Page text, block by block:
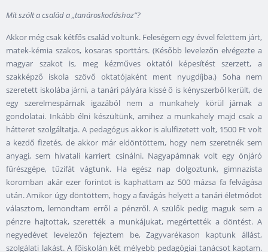
Mit szólt a család a „tanároskodáshoz”?
Akkor még csak kétfős család voltunk. Feleségem egy évvel felettem járt,
matek-kémia szakos, kosaras sporttárs. (Később levelezőn elvégezte a
magyar szakot is, meg kézműves oktatói képesítést szerzett, a
szakképző iskola szövő oktatójaként ment nyugdíjba.) Soha nem
szeretett iskolába járni, a tanári pályára kissé ő is kényszerből került, de
egy szerelmespárnak igazából nem a munkahely körül járnak a
gondolatai. Inkább élni készültünk, amihez a munkahely majd csak a
hátteret szolgáltatja. A pedagógus akkor is alulfizetett volt, 1500 Ft volt
a kezdő fizetés, de akkor már eldöntöttem, hogy nem szeretnék sem
anyagi, sem hivatali karriert csinálni. Nagyapámnak volt egy önjáró
fűrészgépe, tűzifát vágtunk. Ha egész nap dolgoztunk, gimnazista
koromban akár ezer forintot is kaphattam az 500 mázsa fa felvágása
után. Amikor úgy döntöttem, hogy a favágás helyett a tanári életmódot
választom, lemondtam erről a pénzről. A szülők pedig maguk sem a
pénzre hajtottak, szerették a munkájukat, megértették a döntést. A
negyedévet levelezőn fejeztem be, Zagyvarékason kaptunk állást,
szolgálati lakást. A főiskolán két mélyebb pedagógiai tanácsot kaptam.